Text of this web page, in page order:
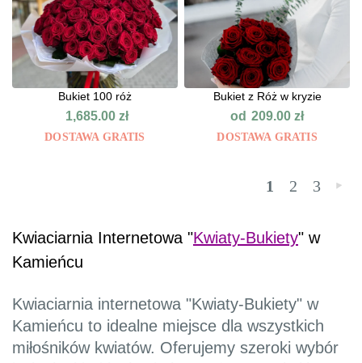
Bukiet 100 róż
1,685.00zł
DOSTAWA GRATIS
Bukiet z Róż w kryzie
od 209.00zł
DOSTAWA GRATIS
1 2 3 »
Kwiaciarnia Internetowa "Kwiaty-Bukiety" w
Kamieńcu
Kwiaciarnia internetowa "Kwiaty-Bukiety" w
Kamieńcu to idealne miejsce dla wszystkich
miłośników kwiatów. Oferujemy szeroki wybór